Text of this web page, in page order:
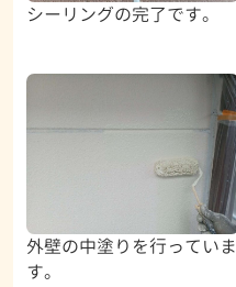
シーリングの完了です。
外壁の中塗りを行っていま
す。